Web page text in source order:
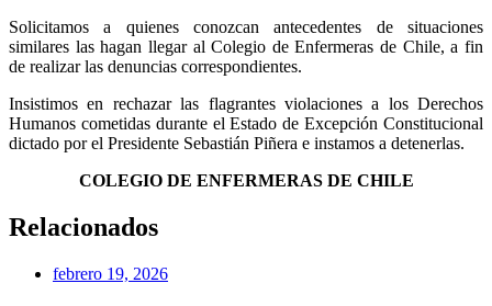
Solicitamos a quienes conozcan antecedentes de situaciones
similares las hagan llegar al Colegio de Enfermeras de Chile, a fin
de realizar las denuncias correspondientes.
Insistimos en rechazar las flagrantes violaciones a los Derechos
Humanos cometidas durante el Estado de Excepción Constitucional
dictado por el Presidente Sebastián Piñera e instamos a detenerlas.
COLEGIO DE ENFERMERAS DE CHILE
Relacionados
febrero 19, 2026